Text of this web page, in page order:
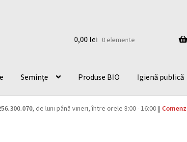
0,00 lei 0 elemente
Semințe Produse BIO Igienă publică
, de luni până vineri, între orele 8:00 - 16:00 ||